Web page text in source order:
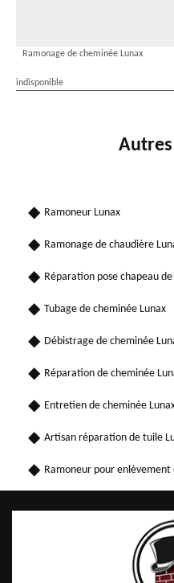
Ramonage de cheminée Lunax
indisponible
Ramoneur Lunax
Ramonage de chaudière
Réparation pose chapeau
Tubage de cheminée Lunax
Débistrage de cheminée
Réparation de cheminée
Entretien de cheminée
Artisan réparation de tuile
Ramoneur pour enlèvement